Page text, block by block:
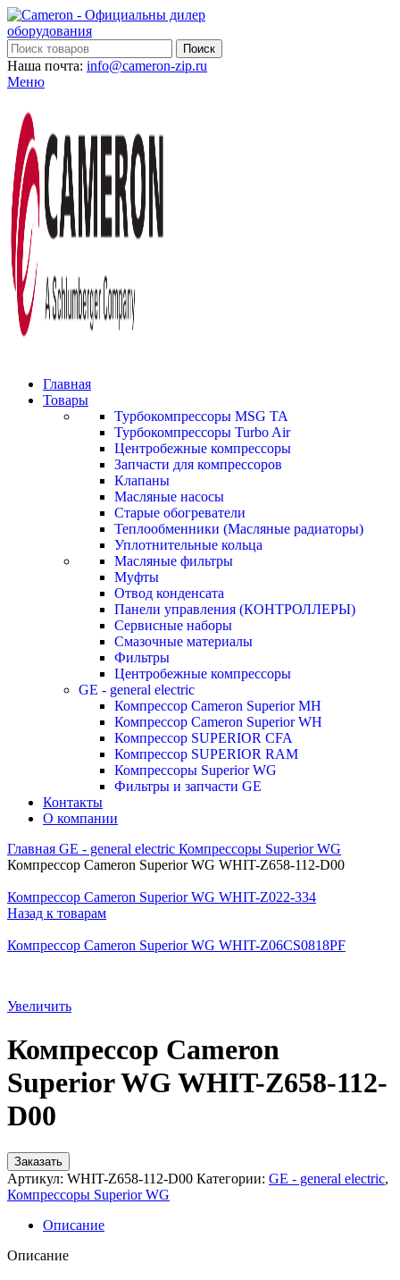
Поиск
Наша почта: info@cameron-zip.ru
Меню
Главная
Товары
Турбокомпрессоры MSG TA
Турбокомпрессоры Turbo Air
Центробежные компрессоры
Запчасти для компрессоров
Клапаны
Масляные насосы
Старые обогреватели
Теплообменники (Масляные радиаторы)
Уплотнительные кольца
Масляные фильтры
Муфты
Отвод конденсата
Панели управления (КОНТРОЛЛЕРЫ)
Сервисные наборы
Смазочные материалы
Фильтры
Центробежные компрессоры
GE - general electric
Компрессор Cameron Superior MH
Компрессор Cameron Superior WH
Компрессор SUPERIOR CFA
Компрессор SUPERIOR RAM
Компрессоры Superior WG
Фильтры и запчасти GE
Контакты
О компании
Главная GE - general electric Компрессоры Superior WG
Компрессор Cameron Superior WG WHIT-Z658-112-D00
Компрессор Cameron Superior WG WHIT-Z022-334
Назад к товарам
Компрессор Cameron Superior WG WHIT-Z06CS0818PF
Увеличить
Компрессор Cameron
Superior WG WHIT-Z658-112-
D00
Заказать
Артикул: WHIT-Z658-112-D00 Категории: GE - general electric,
Компрессоры Superior WG
Описание
Описание